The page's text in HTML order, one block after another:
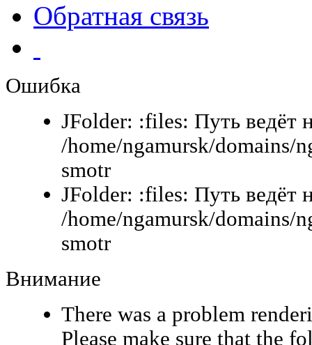
Обратная связь
Ошибка
JFolder: :files: Путь ведёт
/home/ngamursk/domains/
smotr
JFolder: :files: Путь ведёт
/home/ngamursk/domains/
smotr
Внимание
There was a problem
Please make sure that the